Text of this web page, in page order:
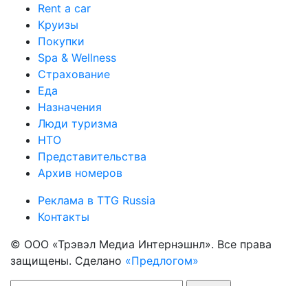
Rent a car
Круизы
Покупки
Spa & Wellness
Страхование
Еда
Назначения
Люди туризма
НТО
Представительства
Архив номеров
Реклама в TTG Russia
Контакты
© ООО «Трэвэл Медиа Интернэшнл». Все права
защищены. Сделано «Предлогом»